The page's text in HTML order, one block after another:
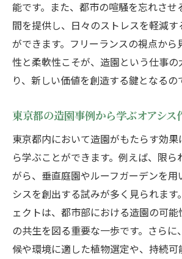
造園が導く東京都での自然共生
ル
自然環境と共に暮らす工夫
持続可能なライフスタイル
都市と自然の調和を考える
環境負荷を低減する造園技術
東京都の住環境改善に向け
フリーランス造園の力で変わる
都市の景観を豊かにする庭
地域の魅力を引き出す造園
造園による東京の街並みの
未来に向けた景観デザイン
能です。また、都市の喧騒を忘れさせ
間を提供し、日々のストレスを軽減す
ができます。フリーランスの視点から
性と柔軟性こそが、造園という仕事の
り、新しい価値を創造する鍵となるの
東京都の造園事例から学ぶオアシス
東京都内において造園がもたらす効
ら学ぶことができます。例えば、限ら
がら、垂直庭園やルーフガーデンを用
シスを創出する試みが多く見られます
ェクトは、都市部における造園の可能
の共生を図る重要な一歩です。さらに
候や環境に適した植物選定や、持続